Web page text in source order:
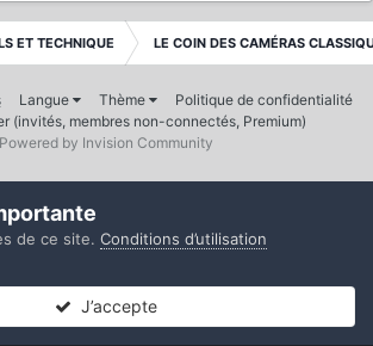
ET TECHNIQUE LE COIN DES CAMÉRAS
Langue Thème
Politique de confidentialité
(invités, membres non-connectés, Premium)
Powered by Invision Community
de ce site. Conditions d’utilisation
J’accepte